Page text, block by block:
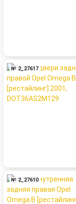
№ 2_27617
№ 2_27610